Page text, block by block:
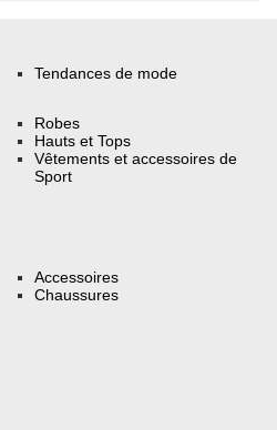
Tendances de mode
Robes
Hauts et Tops
Vêtements et accessoires de
Sport
Accessoires
Chaussures